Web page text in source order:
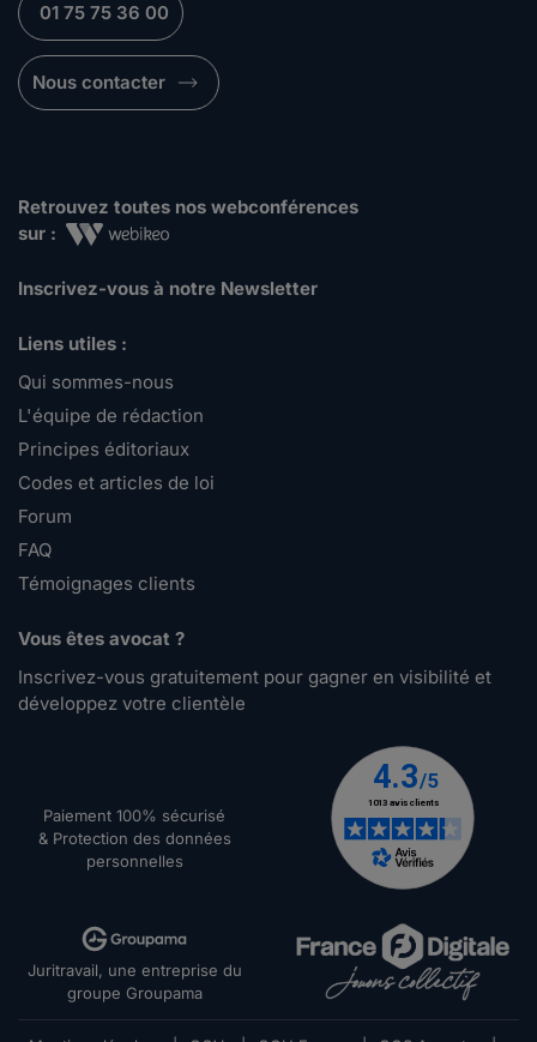
01 75 75 36 00
Nous contacter
Retrouvez toutes nos webconférences
sur :
Inscrivez-vous à notre Newsletter
Liens utiles :
Qui sommes-nous
L'équipe de rédaction
Principes éditoriaux
Codes et articles de loi
Forum
FAQ
Témoignages clients
Vous êtes avocat ?
Inscrivez-vous gratuitement pour gagner en visibilité et
développez votre clientèle
Paiement 100% sécurisé
& Protection des données
personnelles
Juritravail, une entreprise du
groupe Groupama